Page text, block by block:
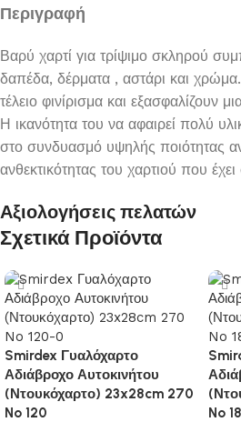
Περιγραφή
Βαρύ χαρτί για τρίψιμο σκληρού
δαπέδα, δέρματα , αστάρι και
τέλειο φινίρισμα και εξασφαλίζουν
Η ικανότητα του να αφαιρεί πολύ
στο συνδυασμό υψηλής ποιότητας
ανθεκτικότητας του χαρτιού που
Αξιολογήσεις πελατών
Σχετικά Προϊόντα
Smirdex Γυαλόχαρτο
Αδιάβροχο Αυτοκινήτου
(Ντουκόχαρτο) 23x28cm 270
No 120
No